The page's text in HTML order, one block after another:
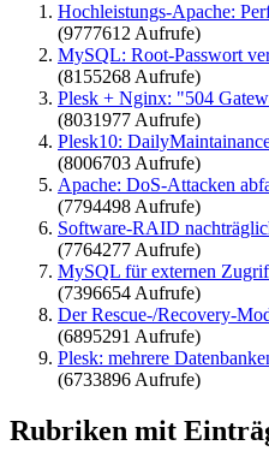
Hochleistungs-Apache:
(9777612 Aufrufe)
MySQL: Root-Passwort
(8155268 Aufrufe)
Plesk + Nginx: "504
(8031977 Aufrufe)
Plesk10:
(8006703 Aufrufe)
Apache: DoS-Attacken
(7794498 Aufrufe)
Software-RAID
(7764277 Aufrufe)
MySQL für externen
(7396654 Aufrufe)
Der Rescue-/Recovery-
(6895291 Aufrufe)
Plesk: mehrere
(6733896 Aufrufe)
Rubriken mit